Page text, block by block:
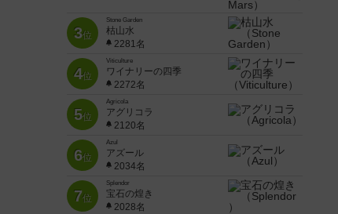
3位
Stone Garden
枯山水
2281名
4位
Viticulture
ワイナリーの四季
2272名
5位
Agricola
アグリコラ
2120名
6位
Azul
アズール
2034名
7位
Splendor
宝石の煌き
2028名